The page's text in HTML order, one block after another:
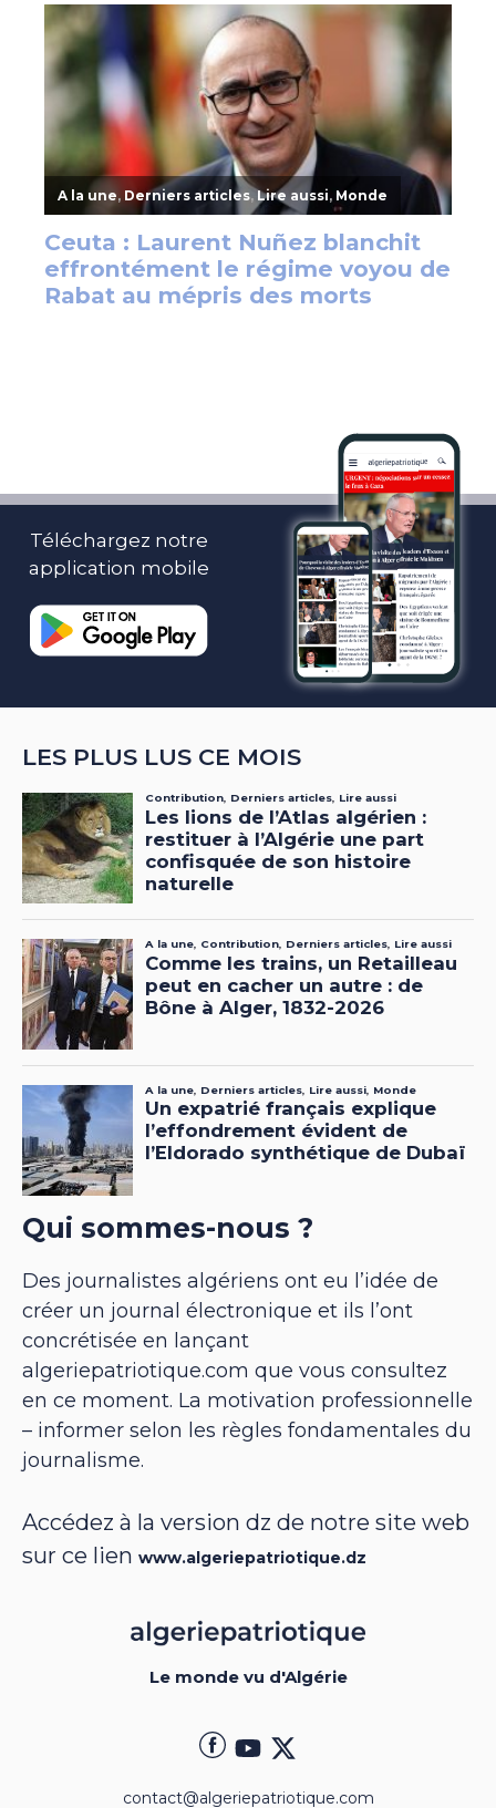
Téléchargez notre
application mobile
LES PLUS LUS CE MOIS
Qui sommes-nous ?
Des journalistes algériens ont eu l’idée de
créer un journal électronique et ils l’ont
concrétisée en lançant
algeriepatriotique.com que vous consultez
en ce moment. La motivation professionnelle
– informer selon les règles fondamentales du
journalisme.
Accédez à la version dz de notre site web
sur ce lien www.algeriepatriotique.dz
Le monde vu d'Algérie
contact@algeriepatriotique.com